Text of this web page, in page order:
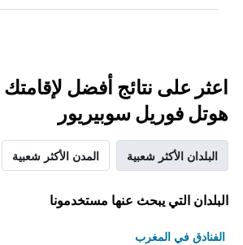
اعثر على نتائج أفضل
هوتل فوريل سوبيريور
البلدان الأكثر شعبية المدن الأكثر شعبية
البلدان التي يبحث عنها مستخدمونا
الفنادق في المغرب